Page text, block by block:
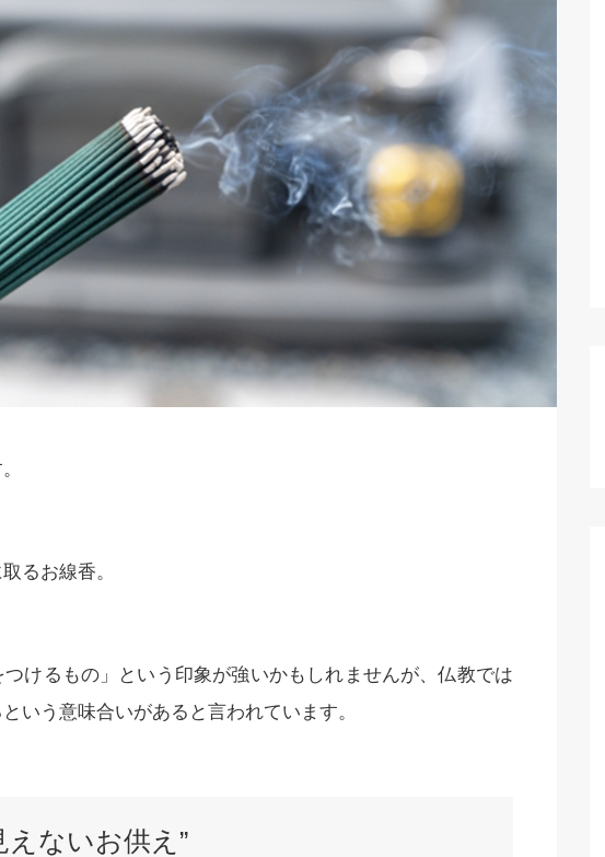
るお線香。
つけるもの」という印象が強いかもしれませんが、仏教では
いう意味合いがあると言われています。
えないお供え”